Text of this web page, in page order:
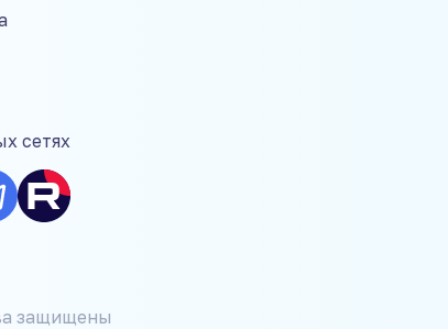
сетях
защищены